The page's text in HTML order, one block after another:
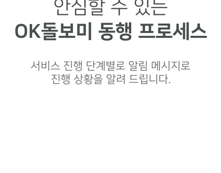
안심할 수 있는
OK돌보미 동행 프로세스
서비스 진행 단계별로 알림 메시지로
진행 상황을 알려 드립니다.